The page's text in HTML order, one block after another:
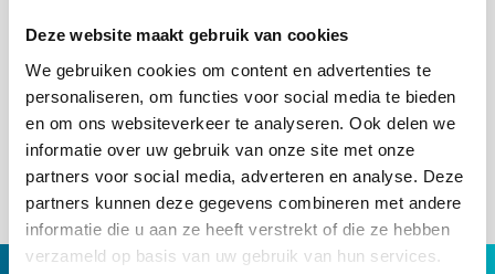
Deze website maakt gebruik van cookies
We gebruiken cookies om content en advertenties te
personaliseren, om functies voor social media te bieden
en om ons websiteverkeer te analyseren. Ook delen we
informatie over uw gebruik van onze site met onze
partners voor social media, adverteren en analyse. Deze
partners kunnen deze gegevens combineren met andere
informatie die u aan ze heeft verstrekt of die ze hebben
verzameld op basis van uw gebruik van hun services.
Inkomen
Nee, dat klopt niet. Je mag inkomen dat wordt verkregen uit
alimentatie voor NHG als toetsinkomen meenemen voor de
periode dat deze is vastgelegd.